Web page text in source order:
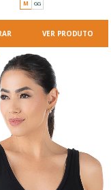
M GG
VER PRODUTO